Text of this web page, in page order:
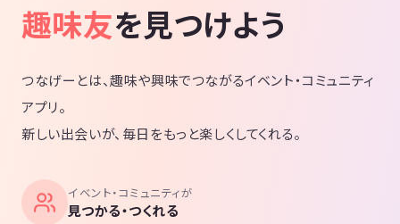
趣味友を見つけよう
つなげーとは、趣味や興味でつながるイベント・コミュニティ
アプリ。
新しい出会いが、毎日をもっと楽しくしてくれる。
イベント・コミュニティが
見つかる・つくれる